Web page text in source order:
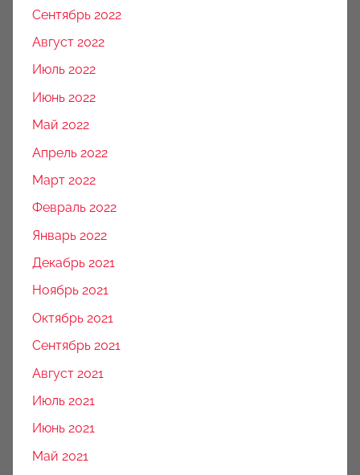
Сентябрь 2022
Август 2022
Июль 2022
Июнь 2022
Май 2022
Апрель 2022
Март 2022
Февраль 2022
Январь 2022
Декабрь 2021
Ноябрь 2021
Октябрь 2021
Сентябрь 2021
Август 2021
Июль 2021
Июнь 2021
Май 2021